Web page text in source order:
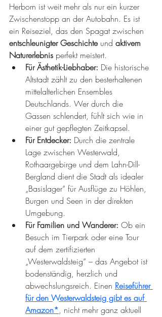
Herborn ist weit mehr als nur ein kurzer
Zwischenstopp an der Autobahn. Es ist
ein Reiseziel, das den Spagat zwischen
entschleunigter Geschichte und aktivem
Naturerlebnis perfekt meistert.
Für Ästhetik-Liebhaber: Die historische
Altstadt zählt zu den besterhaltenen
mittelalterlichen Ensembles
Deutschlands. Wer durch die
Gassen schlendert, fühlt sich wie in
einer gut gepflegten Zeitkapsel.
Für Entdecker: Durch die zentrale
Lage zwischen Westerwald,
Rothaargebirge und dem Lahn-Dill-
Bergland dient die Stadt als idealer
„Basislager“ für Ausflüge zu Höhlen,
Burgen und Seen in der direkten
Umgebung.
Für Familien und Wanderer: Ob ein
Besuch im Tierpark oder eine Tour
auf dem zertifizierten
„Westerwaldsteig“ – das Angebot ist
bodenständig, herzlich und
abwechslungsreich. Einen Reiseführer
für den Westerwaldsteig gibt es auf
Amazon*, nicht mehr ganz aktuell